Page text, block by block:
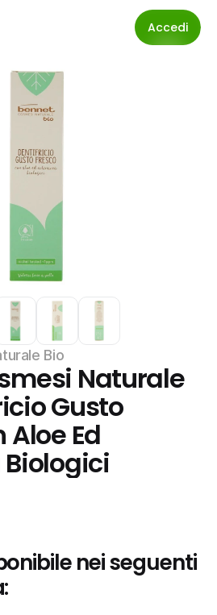
Accedi
Bio
Naturale
Gusto
Aloe Ed
nei seguenti